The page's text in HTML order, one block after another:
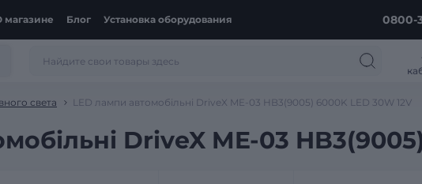
магазине Блог Установка оборудования 0800-
света LED лампи автомобільні DriveX ME-03 HB3(9005) 6000K LED 30W 12V
DriveX ME-03